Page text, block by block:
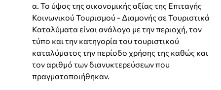
α. Το ύψος της οικονομικής αξίας της Επιταγής
Κοινωνικού Τουρισμού - Διαμονής σε Τουριστικά
Καταλύματα είναι ανάλογο με την περιοχή, τον
τύπο και την κατηγορία του τουριστικού
καταλύματος την περίοδο χρήσης της καθώς και
τον αριθμό των διανυκτερεύσεων που
πραγματοποιήθηκαν.